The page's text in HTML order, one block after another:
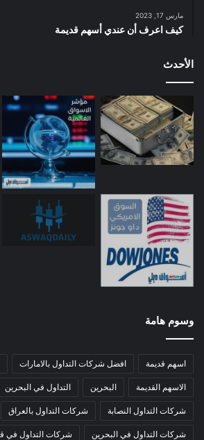
مارس 17, 2023
كيف اعرف أن عندي أسهم قديمة
الأحدث
وسوم هامة
اسهم قديمة افضل شركات التداول بالامارات
الاسهم القديمة البحرين التداول في البحرين
شركات التداول النصابة شركات التداول بالعراق
شركات التداول في البحرين شركات التداول في